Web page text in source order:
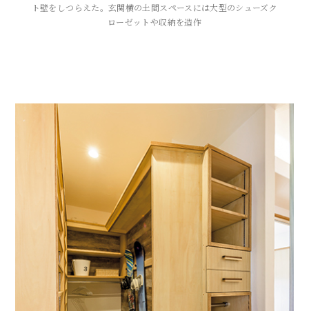
ト壁をしつらえた。玄関横の土間スペースには大型のシューズク
ローゼットや収納を造作